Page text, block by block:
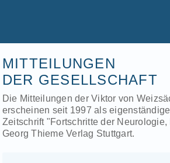
MITTEILUNGEN
DER GESELLSCHAFT
Die Mitteilungen der Viktor von
erscheinen seit 1997 als
Zeitschrift "Fortschritte der
Georg Thieme Verlag Stuttgart.